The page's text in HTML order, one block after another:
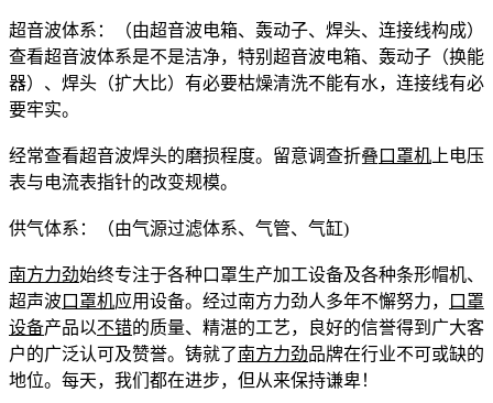
超音波体系：（由超音波电箱、轰动子、焊头、连接线构成）
查看超音波体系是不是洁净，特别超音波电箱、轰动子（换能
器）、焊头（扩大比）有必要枯燥清洗不能有水，连接线有必
要牢实。
经常查看超音波焊头的磨损程度。留意调查折叠 口罩机 上电压
表与电流表指针的改变规模。
供气体系：（由气源过滤体系、气管、气缸)
南方力劲始终专注于各种口罩生产加工设备及各种条形帽机、
超声波口罩机应用设备。经过南方力劲人多年不懈努力，
口罩
设备产品以不错的质量、精湛的工艺，良好的信誉得到广大客
户的广泛认可及赞誉。铸就了南方力劲品牌在行业不可或缺的
地位。每天，我们都在进步，但从来保持谦卑！